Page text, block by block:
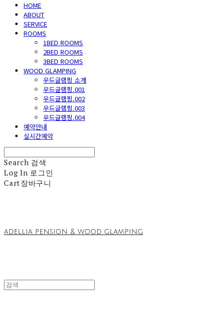
HOME
ABOUT
SERVICE
ROOMS
1BED ROOMS
2BED ROOMS
3BED ROOMS
WOOD GLAMPING
우드글램핑 소개
우드글램핑.001
우드글램핑.002
우드글램핑.003
우드글램핑.004
예약안내
실시간예약
Search 검색
Log In 로그인
Cart장바구니
adellia pension & wood glamping